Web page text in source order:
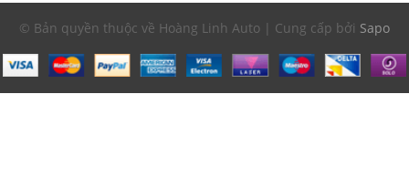
© Bản quyền thuộc về Hoàng Linh Auto | Cung cấp bởi Sapo